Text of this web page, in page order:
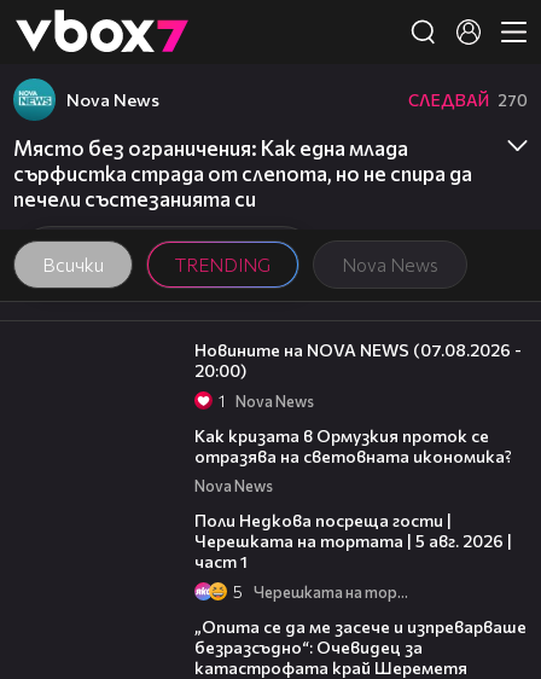
👾
Всички TRENDING Nova News
Nova News СЛЕДВАЙ 270
Място без ограничения: Как една млада
сърфистка страда от слепота, но не спира да
печели състезанията си
22:56
Новините на NOVA NEWS (07.08.2026 -
20:00)
1 Nova News
Как кризата в Ормузкия проток се
отразява на световната икономика?
Nova News
Поли Недкова посреща гости |
Черешката на тортата | 5 авг. 2026 |
част 1
5 Черешката на тортата
„Опита се да ме засече и изпреварваше
безразсъдно“: Очевидец за
катастрофата край Шереметя